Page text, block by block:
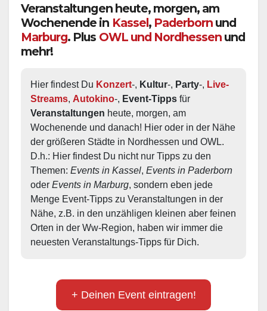
Veranstaltungen heute, morgen, am
Wochenende in Kassel, Paderborn und
Marburg. Plus OWL und Nordhessen und
mehr!
Hier findest Du Konzert-, Kultur-, Party-, Live-
Streams, Autokino-, Event-Tipps
Veranstaltungen heute, morgen, am
Wochenende und danach! Hier oder in der Nähe
der größeren Städte in Nordhessen und OWL.
D.h.: Hier findest Du nicht nur Tipps zu den
Themen: Events in Kassel, Events in Paderborn
oder Events in Marburg, sondern eben jede
Menge Event-Tipps zu Veranstaltungen in der
Nähe, z.B. in den unzähligen kleinen aber feinen
Orten in der Ww-Region, haben wir immer die
neuesten Veranstaltungs-Tipps für Dich.
+ Deinen Event eintragen!